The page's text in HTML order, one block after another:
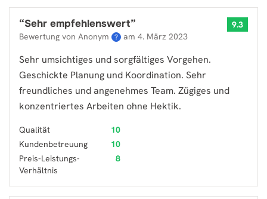
“Sehr empfehlenswert”
Bewertung von Anonym ? am 4. März 2023
9.3
Sehr umsichtiges und sorgfältiges Vorgehen.
Geschickte Planung und Koordination. Sehr
freundliches und angenehmes Team. Zügiges und
konzentriertes Arbeiten ohne Hektik.
Qualität
10
Kundenbetreuung
10
Preis-Leistungs-
Verhältnis
8